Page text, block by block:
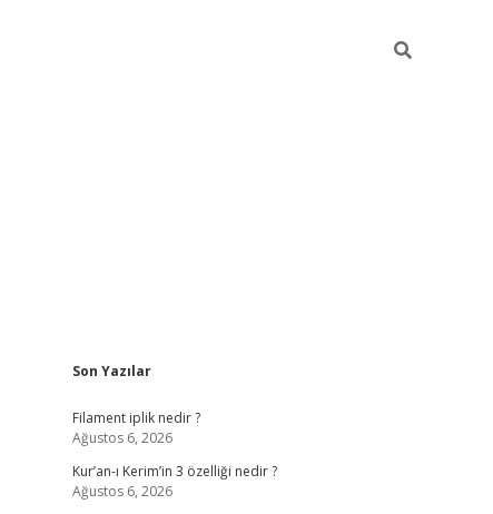
Sidebar
Son Yazılar
Filament iplik nedir ?
Ağustos 6, 2026
Kur’an-ı Kerim’in 3 özelliği nedir ?
Ağustos 6, 2026
vdcasino güncel giriş